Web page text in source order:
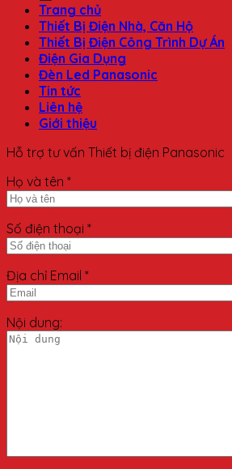
Trang chủ
Thiết Bị Điện Nhà, Căn Hộ
Thiết Bị Điện Công Trình Dự Án
Điện Gia Dụng
Đèn Led Panasonic
Tin tức
Liên hệ
Giới thiệu
Hỗ trợ tư vấn Thiết bị điện Panasonic
Họ và tên *
Số điện thoại *
Địa chỉ Email *
Nội dung: